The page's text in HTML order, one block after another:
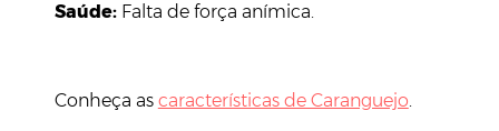
Saúde: Falta de força anímica.
Conheça as características de Caranguejo.